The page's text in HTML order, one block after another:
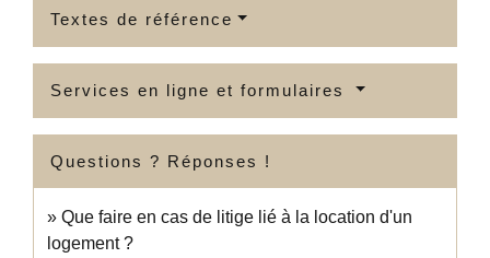
Textes de référence
Services en ligne et formulaires
Questions ? Réponses !
Que faire en cas de litige lié à la location d'un
logement ?